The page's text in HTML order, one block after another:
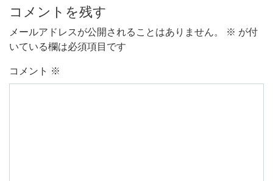
コメントを残す
メールアドレスが公開されることはありません。 ※ が付
いている欄は必須項目です
コメント ※